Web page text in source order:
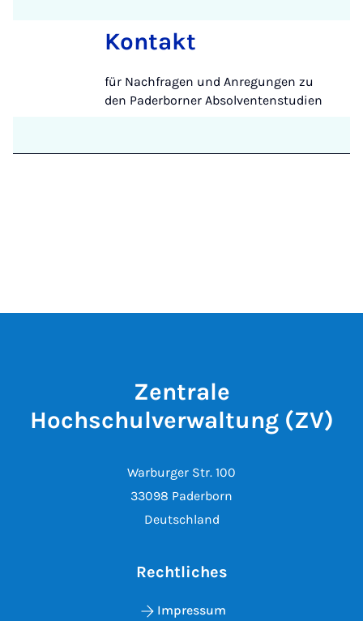
Kontakt
für Nachfragen und Anregungen zu
den Paderborner Absolventenstudien
Zentrale
Hochschulverwaltung (ZV)
Warburger Str. 100
33098 Paderborn
Deutschland
Rechtliches
Impressum